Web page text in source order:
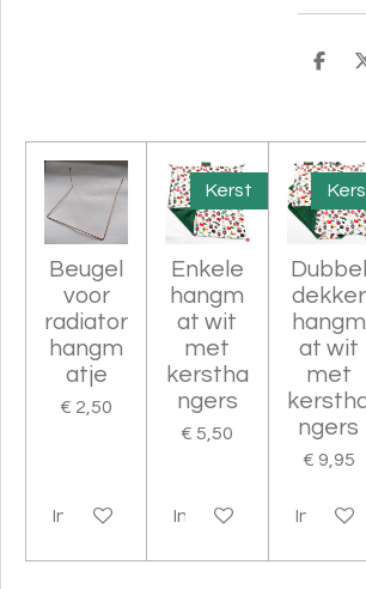
D
Beugel
voor
radiator
hangm
atje
€ 2,50
In winkelwagen
Kerst
Enkele
hangm
at wit
met
kerstha
ngers
€ 5,50
In winkelwagen
Dubbel
dekker
hangm
at wit
met
ngers
€ 9,95
In